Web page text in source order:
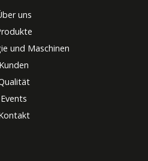
uns
und Maschinen
Kunden
Events